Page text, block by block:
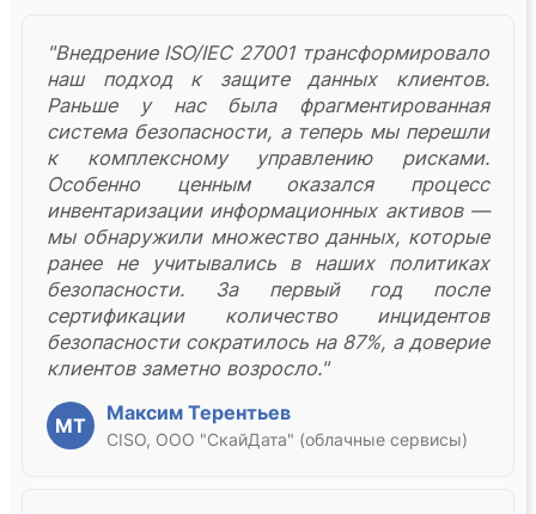
"Внедрение ISO/IEC 27001 трансформировало
наш подход к защите данных клиентов.
Раньше у нас была фрагментированная
система безопасности, а теперь мы перешли
к комплексному управлению рисками.
Особенно ценным оказался процесс
инвентаризации информационных активов —
мы обнаружили множество данных, которые
ранее не учитывались в наших политиках
безопасности. За первый год после
сертификации количество инцидентов
безопасности сократилось на 87%, а доверие
клиентов заметно возросло."
МТ
Максим Терентьев
CISO, ООО "СкайДата" (облачные сервисы)